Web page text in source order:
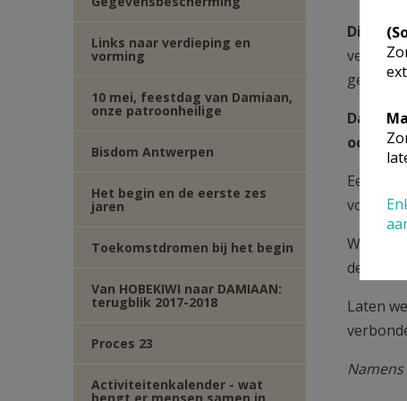
Links naar verdieping en
vorming
10 mei, feestdag van Damiaan,
onze patroonheilige
Bisdom Antwerpen
Het begin en de eerste zes
jaren
Toekomstdromen bij het begin
Van HOBEKIWI naar DAMIAAN:
terugblik 2017-2018
Proces 23
Activiteitenkalender - wat
Dit
verder
ook het
Een
voor
We
delen,
Laten